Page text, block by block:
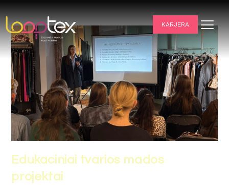
KARJERA
Edukaciniai tvarios mados
projektai